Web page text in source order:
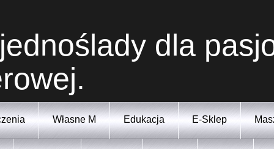
dla
Własne M Edukacja E-Sklep